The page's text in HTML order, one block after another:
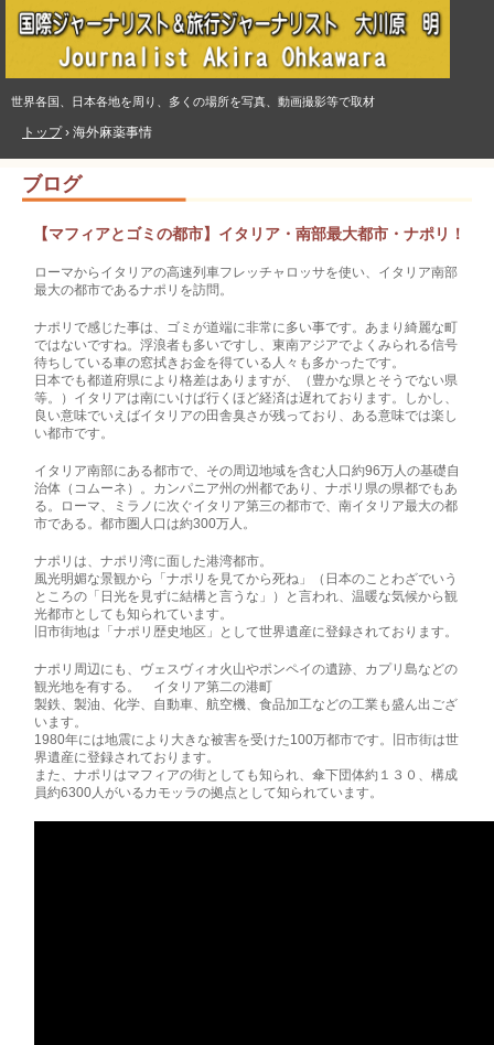
世界各国、日本各地を周り、多くの場所を写真、動画撮影等で取材
トップ› 海外麻薬事情
ブログ
【マフィアとゴミの都市】イタリア・南部最大都市・ナポリ！
ローマからイタリアの高速列車フレッチャロッサを使い、イタリア南部
最大の都市であるナポリを訪問。
ナポリで感じた事は、ゴミが道端に非常に多い事です。あまり綺麗な町
ではないですね。浮浪者も多いですし、東南アジアでよくみられる信号
待ちしている車の窓拭きお金を得ている人々も多かったです。
日本でも都道府県により格差はありますが、（豊かな県とそうでない県
等。）イタリアは南にいけば行くほど経済は遅れております。しかし、
良い意味でいえばイタリアの田舎臭さが残っており、ある意味では楽し
い都市です。
イタリア南部にある都市で、その周辺地域を含む人口約96万人の基礎自
治体（コムーネ）。カンパニア州の州都であり、ナポリ県の県都でもあ
る。ローマ、ミラノに次ぐイタリア第三の都市で、南イタリア最大の都
市である。都市圏人口は約300万人。
ナポリは、ナポリ湾に面した港湾都市。
風光明媚な景観から「ナポリを見てから死ね」（日本のことわざでいう
ところの「日光を見ずに結構と言うな」）と言われ、温暖な気候から観
光都市としても知られています。
旧市街地は「ナポリ歴史地区」として世界遺産に登録されております。
ナポリ周辺にも、ヴェスヴィオ火山やポンペイの遺跡、カプリ島などの
観光地を有する。 イタリア第二の港町
製鉄、製油、化学、自動車、航空機、食品加工などの工業も盛ん出ござ
います。
1980年には地震により大きな被害を受けた100万都市です。旧市街は世
界遺産に登録されております。
また、ナポリはマフィアの街としても知られ、傘下団体約１３０、構成
員約6300人がいるカモッラの拠点として知られています。